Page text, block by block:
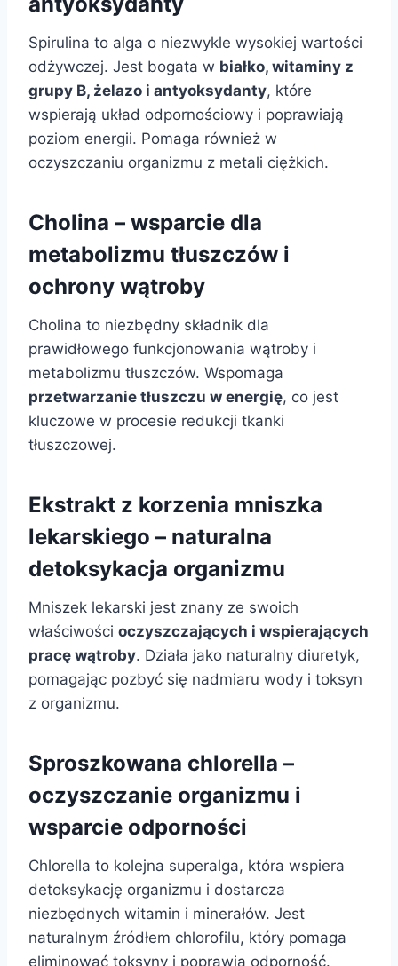
Spirulina to alga o niezwykle wysokiej wartości
odżywczej. Jest bogata w białko, witaminy z
grupy B, żelazo i antyoksydanty, które
wspierają układ odpornościowy i poprawiają
poziom energii. Pomaga również w
oczyszczaniu organizmu z metali ciężkich.
Cholina – wsparcie dla
metabolizmu tłuszczów i
ochrony wątroby
Cholina to niezbędny składnik dla
prawidłowego funkcjonowania wątroby i
metabolizmu tłuszczów. Wspomaga
przetwarzanie tłuszczu w energię, co jest
kluczowe w procesie redukcji tkanki
tłuszczowej.
Ekstrakt z korzenia mniszka
lekarskiego – naturalna
detoksykacja organizmu
Mniszek lekarski jest znany ze swoich
właściwości oczyszczających i wspierających
pracę wątroby. Działa jako naturalny diuretyk,
pomagając pozbyć się nadmiaru wody i toksyn
z organizmu.
Sproszkowana chlorella –
oczyszczanie organizmu i
wsparcie odporności
Chlorella to kolejna superalga, która wspiera
detoksykację organizmu i dostarcza
niezbędnych witamin i minerałów. Jest
naturalnym źródłem chlorofilu, który pomaga
eliminować toksyny i poprawia odporność.